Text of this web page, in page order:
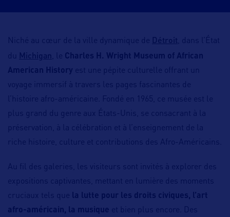
Niché au cœur de la ville dynamique de Détroit , dans l’État
du Michigan , le Charles H. Wright Museum of African
American History est une pépite culturelle offrant un
voyage immersif à travers les pages fascinantes de
l’histoire afro-américaine. Fondé en 1965, ce musée est le
plus grand du genre aux États-Unis, se consacrant à la
préservation, à la célébration et à l’enseignement de la
riche histoire, culture et contributions des Afro-Américains.
Au fil des galeries, les visiteurs sont invités à explorer des
expositions captivantes, mettant en lumière des moments
cruciaux tels que
la lutte pour les droits civiques, l’art
afro-américain, la musique et bien plus encore. Des